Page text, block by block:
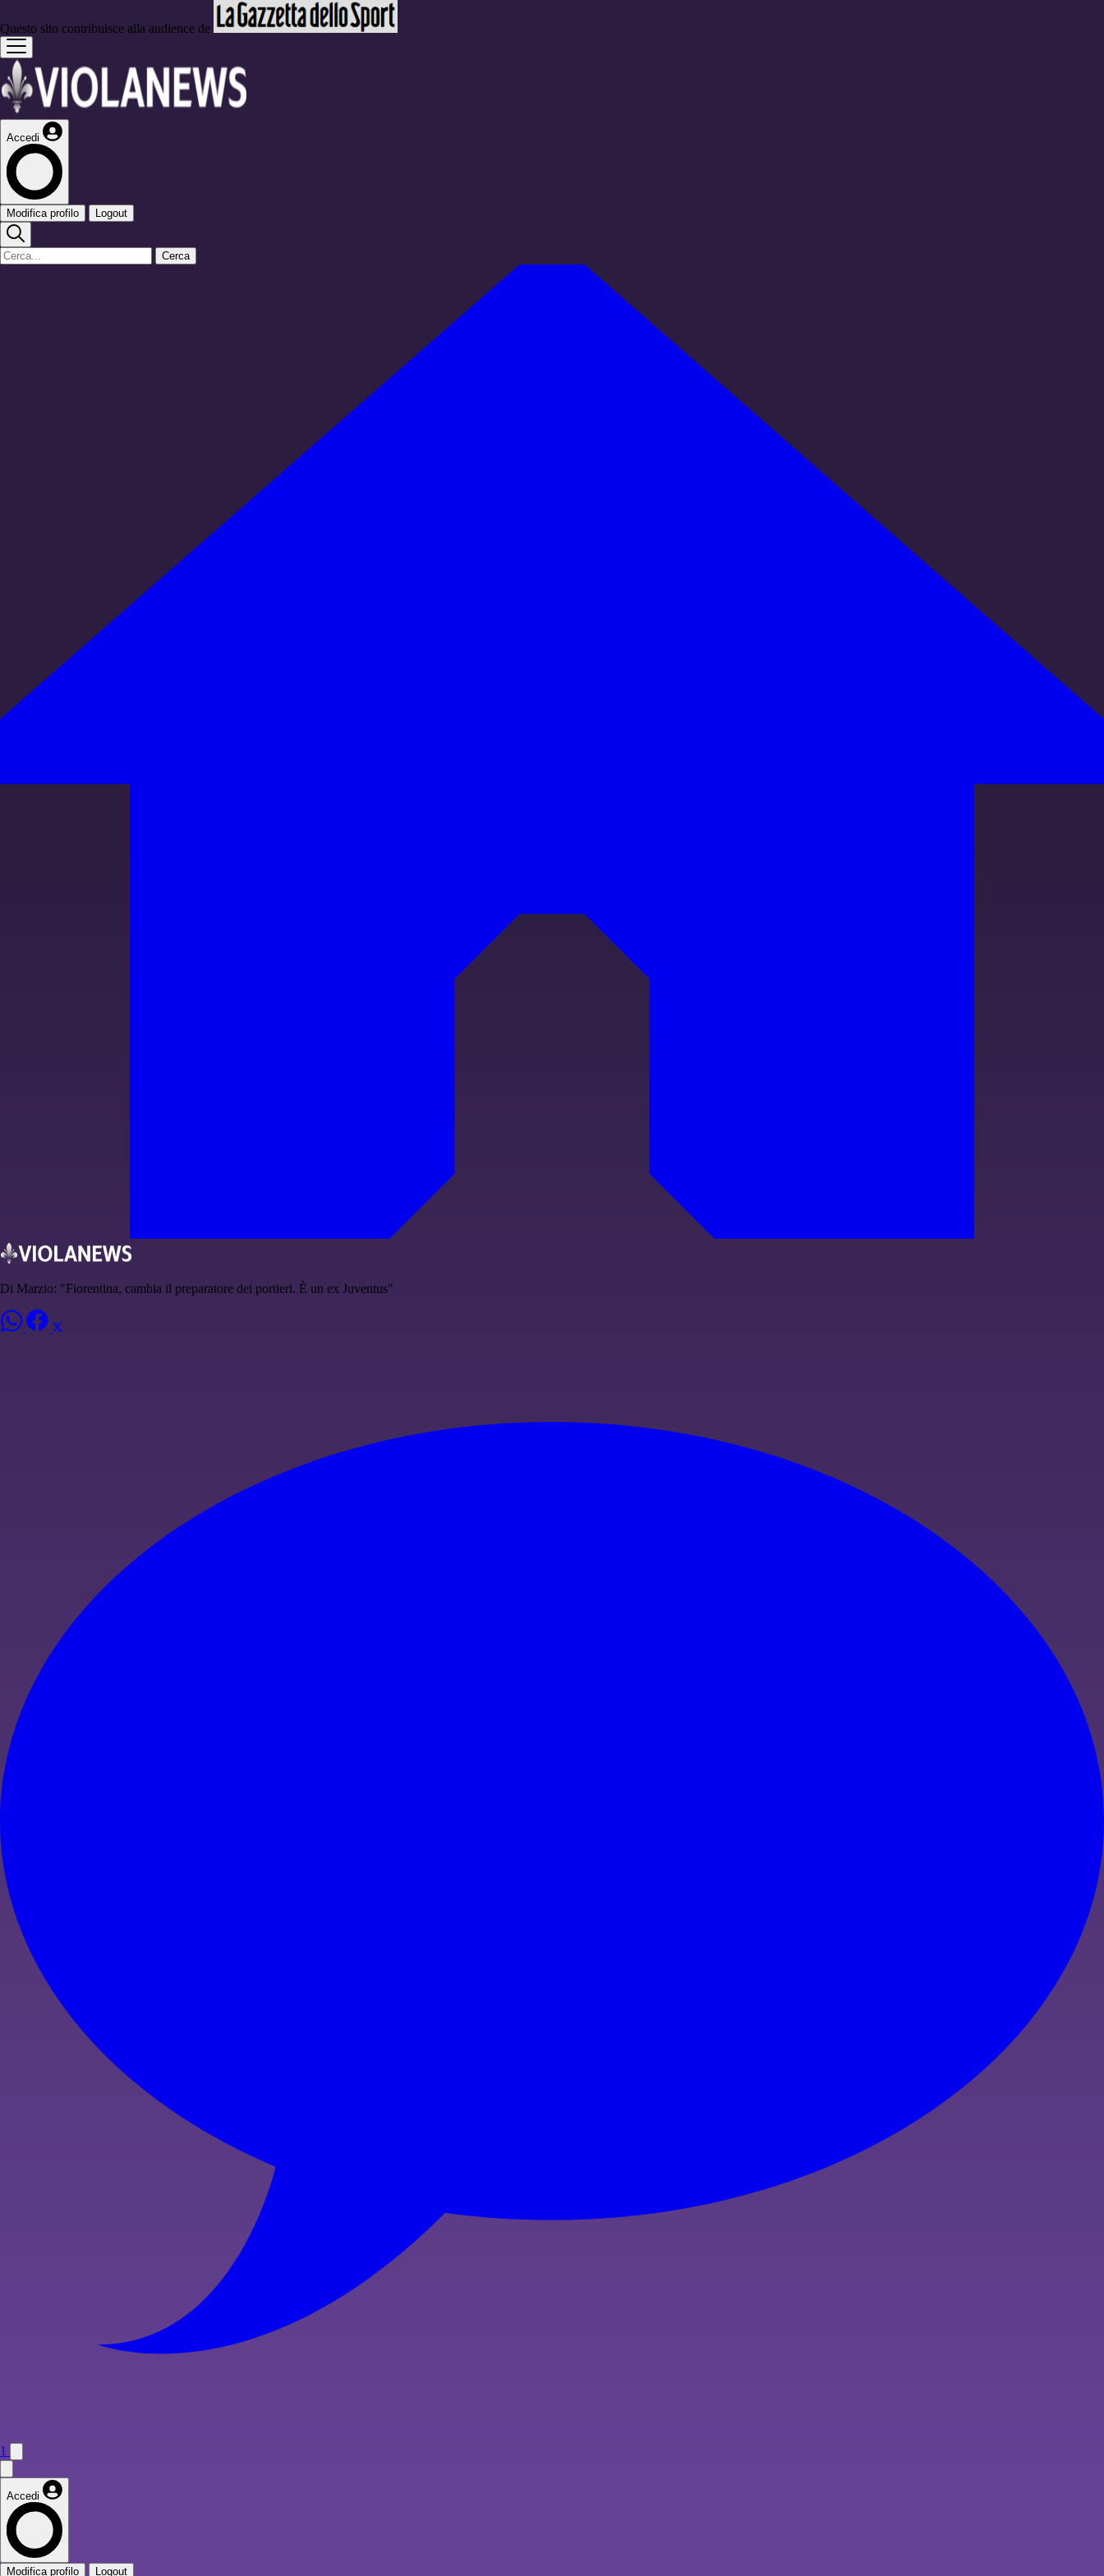
Questo sito contribuisce alla audience de
Accedi
Modifica profilo Logout
Cerca
Di Marzio: "Fiorentina, cambia il preparatore dei portieri. È un ex Juventus"
1
Accedi
Modifica profilo Logout